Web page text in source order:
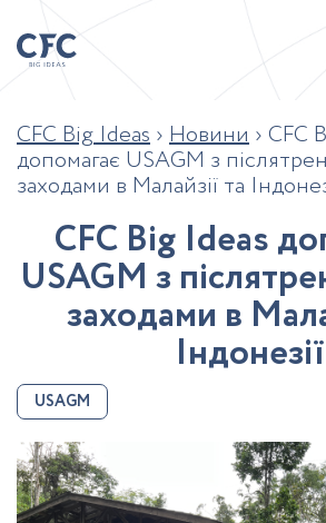
CFC Big Ideas › Новини › CFC
допомагає USAGM з
заходами в Малайзії та
CFC Big Ideasдо
USAGM з післятре
заходами в Мал
Індонезії
USAGM